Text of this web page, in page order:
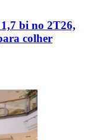
bi no 2T26,
colher